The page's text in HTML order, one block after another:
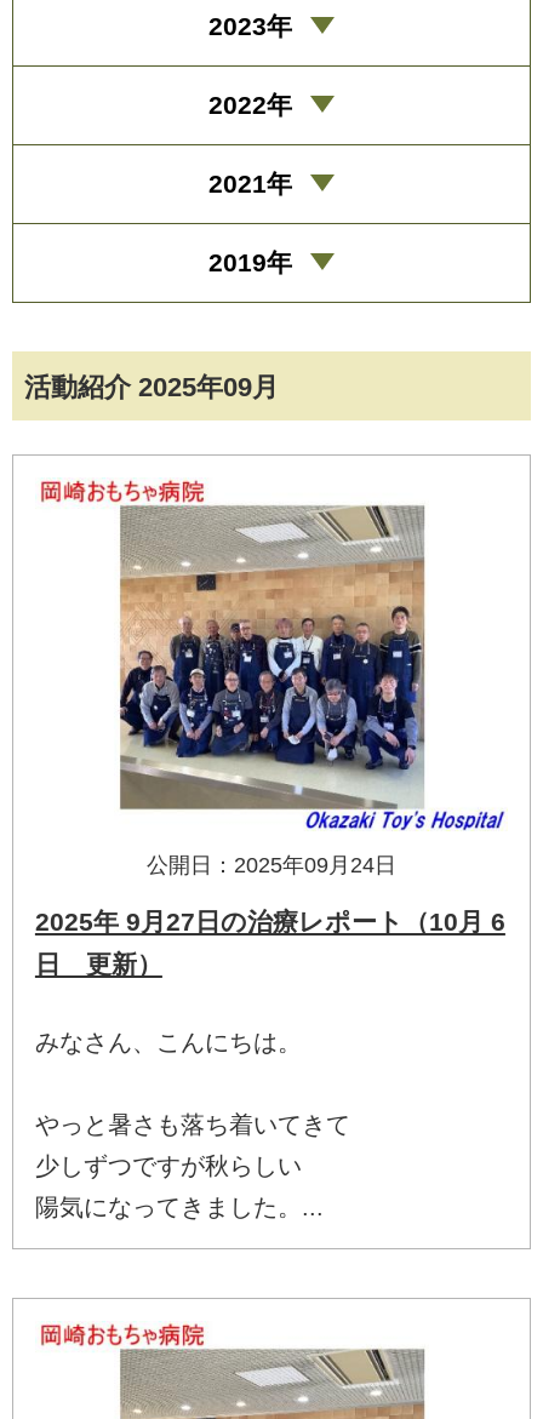
活動紹介 2025年09月
公開日：2025年09月24日
2025年 9月27日の治療レポート（10月 6
日 更新）
みなさん、こんにちは。
やっと暑さも落ち着いてきて
少しずつですが秋らしい
陽気になってきました。...
2023年
2022年
2021年
2019年